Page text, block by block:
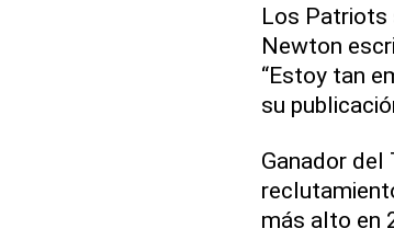
Los Patriots
Newton
“Estoy tan
su
Ganador del
más alto en